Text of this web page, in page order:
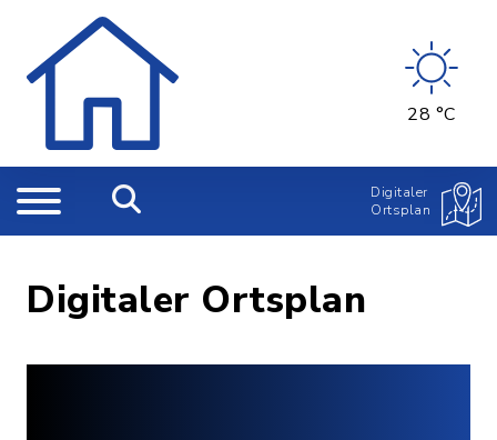
28 °C
Digitaler
Ortsplan
Digitaler Ortsplan